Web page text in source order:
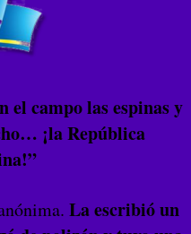
el campo las espinas y
¡la República
La escribió un